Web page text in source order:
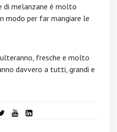
melanzane è molto
modo per far mangiare le
fresche e molto
davvero a tutti, grandi e